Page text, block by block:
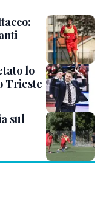
lo
Trieste
sul